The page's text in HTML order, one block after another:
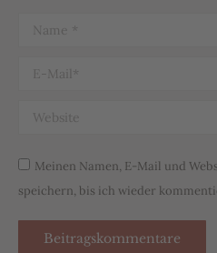
Name *
E-Mail *
Website
Meinen Namen, E-Mail und
speichern, bis ich wieder
Beitragskommentare